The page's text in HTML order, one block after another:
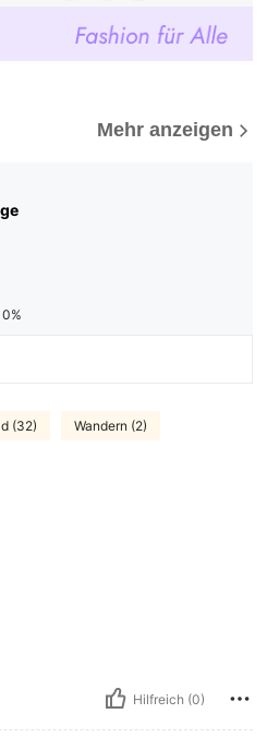
Mehr anzeigen
0%
(32) Wandern (2)
Hilfreich (0)